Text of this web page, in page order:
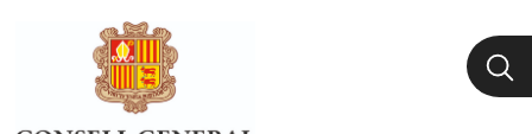
Ves al contingut.
Salta a la navegació